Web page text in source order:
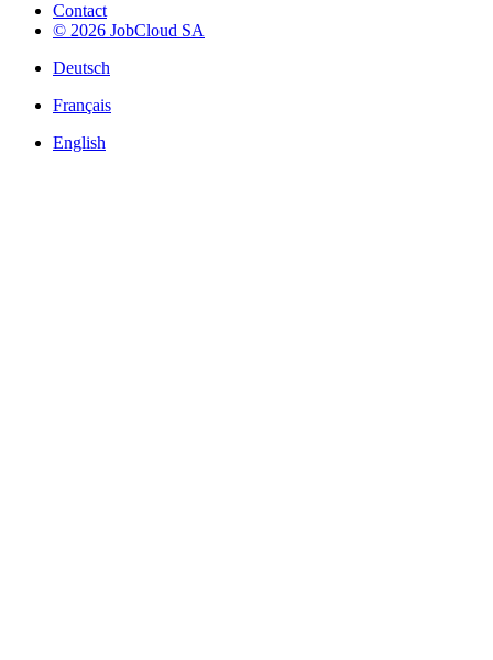
Contact
© 2026 JobCloud SA
Deutsch
Français
English